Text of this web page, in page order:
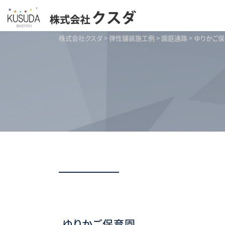
株式会社クスダ> 弾性舗装施工例 > 園庭通路 > ゆりかご